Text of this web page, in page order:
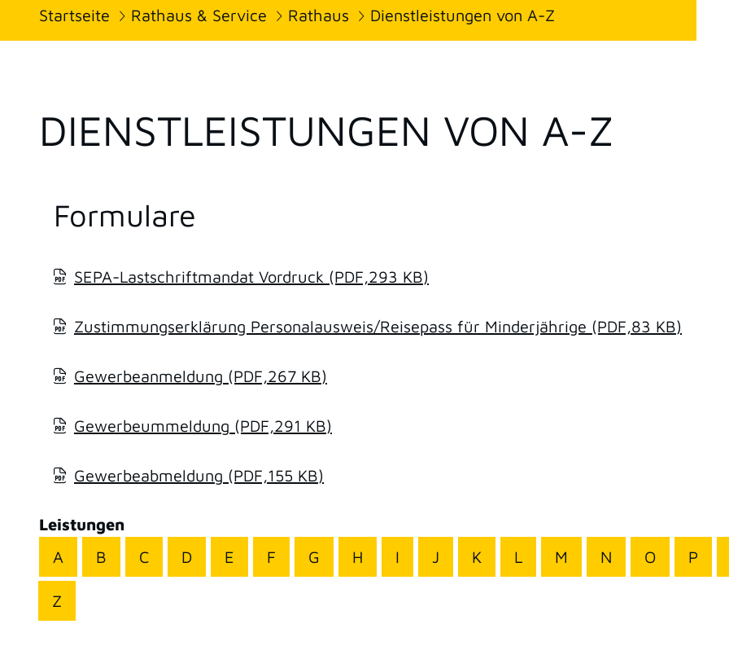
Startseite Rathaus & Service Rathaus Dienstleistungen von A-Z
DIENSTLEISTUNGEN VON A-Z
Formulare
SEPA-Lastschriftmandat Vordruck (PDF,293 KB)
Zustimmungserklärung Personalausweis/Reisepass für Minderjährige (PDF,83 KB)
Gewerbeanmeldung (PDF,267 KB)
Gewerbeummeldung (PDF,291 KB)
Gewerbeabmeldung (PDF,155 KB)
Leistungen
A
B C D E F G H I J K L M N O P
Z